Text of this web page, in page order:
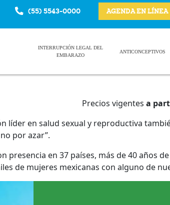
(55) 5543-0000 AGENDA EN LÍNEA
INTERRUPCIÓN LEGAL DEL
EMBARAZO
ANTICONCEPTIVOS
Precios vigentes a
líder en salud sexual y reproductiva
por azar”.
presencia en 37 países, más de 40 años
de mujeres mexicanas con alguno de